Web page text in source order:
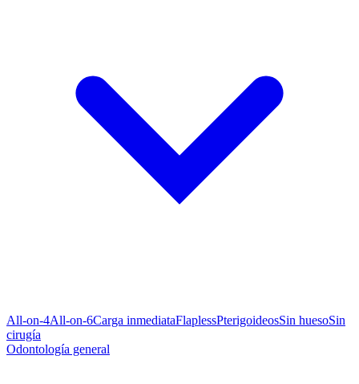
All-on-4All-on-6Carga inmediataFlaplessPterigoideosSin huesoSin
cirugía
Odontología general